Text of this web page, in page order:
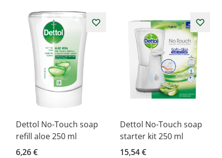
Dettol No-Touch soap
refill aloe 250 ml
6,26 €
Dettol No-Touch soap
starter kit 250 ml
15,54 €